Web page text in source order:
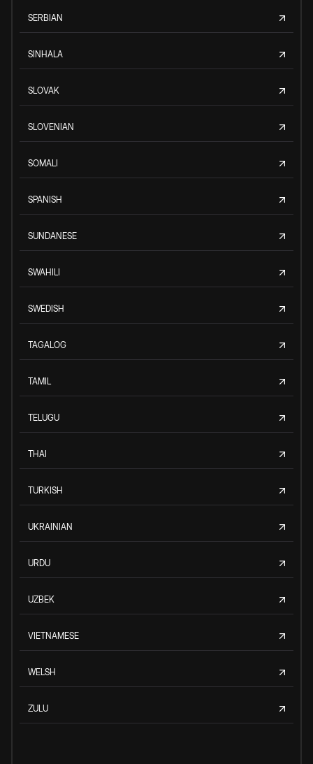
SERBIAN
SINHALA
SLOVAK
SLOVENIAN
SOMALI
SPANISH
SUNDANESE
SWAHILI
SWEDISH
TAGALOG
TAMIL
TELUGU
THAI
TURKISH
UKRAINIAN
URDU
UZBEK
VIETNAMESE
WELSH
ZULU